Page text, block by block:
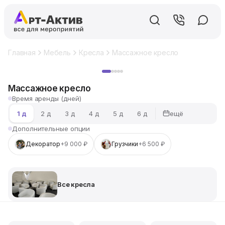
Главная Мебель Кресла Массажное кресло
Массажное кресло
Время аренды (дней)
1 д
2 д 3 д 4 д 5 д 6 д
ещё
Дополнительные опции
Декоратор+9 000 ₽ Грузчики+6 500 ₽
Все кресла